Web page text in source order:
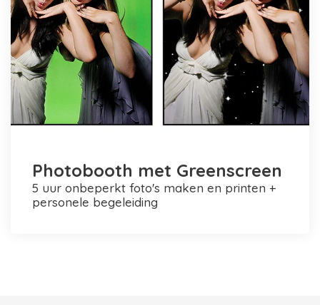
Photobooth met Greenscreen
5 uur onbeperkt foto's maken en printen +
personele begeleiding